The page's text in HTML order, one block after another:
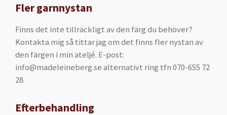
Fler garnnystan
Finns det inte tillräckligt av den färg du behöver?
Kontakta mig så tittar jag om det finns fler nystan av
den färgen i min ateljé. E-post:
info@madeleineberg.se alternativt ring tfn 070-655 72
28
Efterbehandling